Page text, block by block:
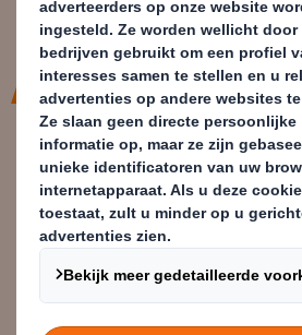
Een echte circulaire
allesomvattend en zal
speler in de supply
product tot
afvalbeheer, moeten